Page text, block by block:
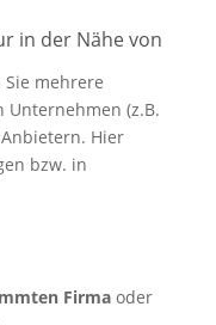
in der Nähe von
Sie mehrere
Unternehmen (z.B.
Hier
bzw. in
Firmaoder